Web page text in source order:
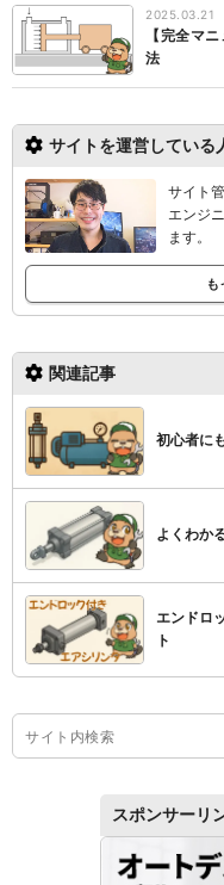
2025.03.21
【完全マ
法
関連記事
初心者に
よくわか
エンドロ
ト
サイトを運営している
サイト
エンジ
ます。
も
スポンサーリ